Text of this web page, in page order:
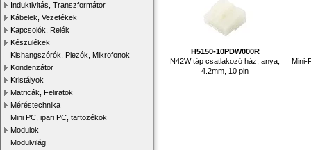
Induktivitás, Transzformátor
Kábelek, Vezetékek
Kapcsolók, Relék
Készülékek
Kishangszórók, Piezók, Mikrofonok
Kondenzátor
Kristályok
Matricák, Feliratok
Méréstechnika
Mini PC, ipari PC, tartozékok
Modulok
Modulvilág
H5150-10PDW000R
N42W táp csatlakozó ház, anya,
4.2mm, 10 pin
Mini-